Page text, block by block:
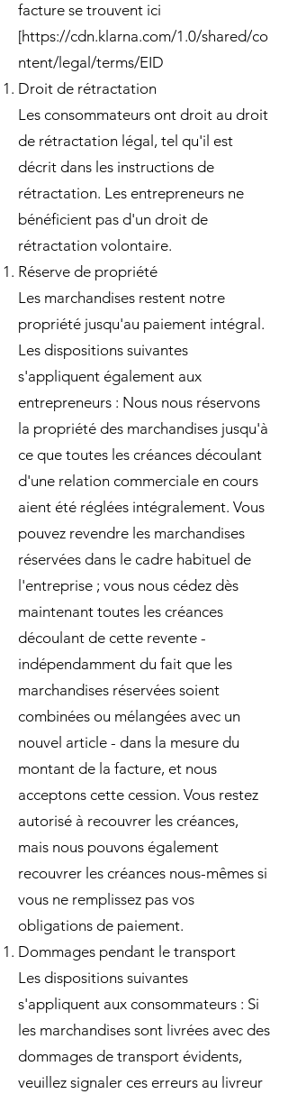
facture se trouvent ici
[https://cdn.klarna.com/1.0/shared/co
ntent/legal/terms/EID
Droit de rétractation
Les consommateurs ont droit au droit
de rétractation légal, tel qu'il est
décrit dans les instructions de
rétractation. Les entrepreneurs ne
bénéficient pas d'un droit de
rétractation volontaire.
Réserve de propriété
Les marchandises restent notre
propriété jusqu'au paiement intégral.
Les dispositions suivantes
s'appliquent également aux
entrepreneurs : Nous nous réservons
la propriété des marchandises jusqu'à
ce que toutes les créances découlant
d'une relation commerciale en cours
aient été réglées intégralement. Vous
pouvez revendre les marchandises
réservées dans le cadre habituel de
l'entreprise ; vous nous cédez dès
maintenant toutes les créances
découlant de cette revente -
indépendamment du fait que les
marchandises réservées soient
combinées ou mélangées avec un
nouvel article - dans la mesure du
montant de la facture, et nous
acceptons cette cession. Vous restez
autorisé à recouvrer les créances,
mais nous pouvons également
recouvrer les créances nous-mêmes si
vous ne remplissez pas vos
obligations de paiement.
Dommages pendant le transport
Les dispositions suivantes
s'appliquent aux consommateurs : Si
les marchandises sont livrées avec des
dommages de transport évidents,
veuillez signaler ces erreurs au livreur